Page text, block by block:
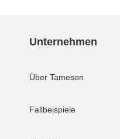
Unternehmen
Über Tameson
Fallbeispiele